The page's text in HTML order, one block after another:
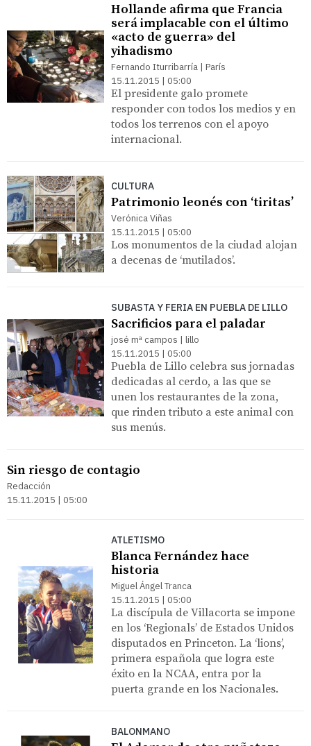
Hollande afirma que Francia
será implacable con el último
«acto de guerra» del
yihadismo
Fernando Iturribarría | París
15.11.2015 | 05:00
El presidente galo promete
responder con todos los medios y en
todos los terrenos con el apoyo
internacional.
CULTURA
Patrimonio leonés con ‘tiritas’
Verónica Viñas
15.11.2015 | 05:00
Los monumentos de la ciudad alojan
a decenas de ‘mutilados’.
SUBASTA Y FERIA EN PUEBLA DE LILLO
Sacrificios para el paladar
josé mª campos | lillo
15.11.2015 | 05:00
Puebla de Lillo celebra sus jornadas
dedicadas al cerdo, a las que se
unen los restaurantes de la zona,
que rinden tributo a este animal con
sus menús.
Sin riesgo de contagio
Redacción
15.11.2015 | 05:00
ATLETISMO
Blanca Fernández hace
historia
Miguel Ángel Tranca
15.11.2015 | 05:00
La discípula de Villacorta se impone
en los ‘Regionals’ de Estados Unidos
disputados en Princeton. La ‘lions’,
primera española que logra este
éxito en la NCAA, entra por la
puerta grande en los Nacionales.
BALONMANO